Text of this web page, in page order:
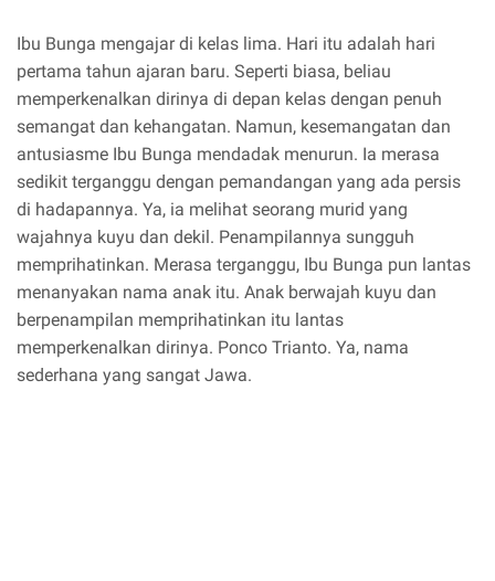
Ibu Bunga mengajar di kelas lima. Hari itu adalah hari
pertama tahun ajaran baru. Seperti biasa, beliau
memperkenalkan dirinya di depan kelas dengan penuh
semangat dan kehangatan. Namun, kesemangatan dan
antusiasme Ibu Bunga mendadak menurun. Ia merasa
sedikit terganggu dengan pemandangan yang ada persis
di hadapannya. Ya, ia melihat seorang murid yang
wajahnya kuyu dan dekil. Penampilannya sungguh
memprihatinkan. Merasa terganggu, Ibu Bunga pun lantas
menanyakan nama anak itu. Anak berwajah kuyu dan
berpenampilan memprihatinkan itu lantas
memperkenalkan dirinya. Ponco Trianto. Ya, nama
sederhana yang sangat Jawa.